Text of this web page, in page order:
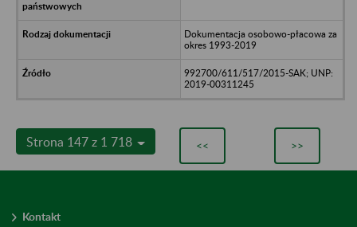
Dokumentacja osobowo-płacowa za
okres 1993-2019
992700/611/517/2015-SAK; UNP:
2019-00311245
Strona 147 z 1 718 << >>
Kontakt